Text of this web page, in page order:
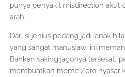
punya penyakit misdirection akut
arah.
Dari si jenius pedang jadi ‘anak
yang sangat manusiawi ini
Bahkan saking jagonya tersesat,
membuatkan meme Zoro nyasar